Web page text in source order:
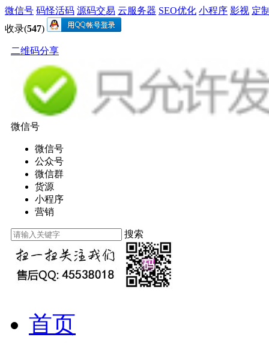
微信号 码怪活码 源码交易 云服务器 SEO优化 小程序 影视 定
收录(547)
二维码分享
微信号
微信号
公众号
微信群
货源
小程序
营销
搜索
首页